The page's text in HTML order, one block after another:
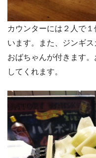
カウンターには２人で
います。また、ジンギ
おばちゃんが付きます
してくれます。